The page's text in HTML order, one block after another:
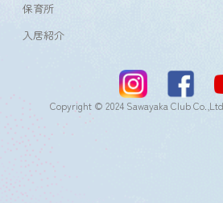
保育所
入居紹介
Copyright © 2024 Sawayaka Club